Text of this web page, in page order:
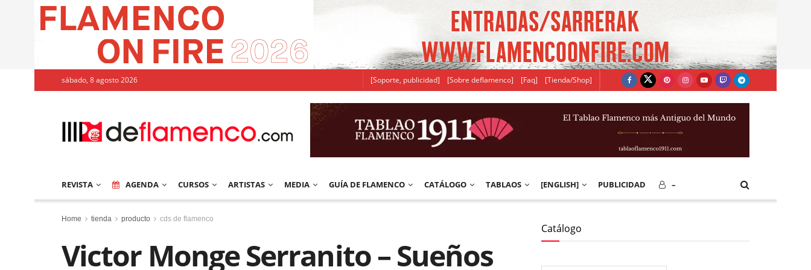
sábado, 8 agosto 2026 [Soporte, publicidad] [Sobre deflamenco] [Faq] [Tienda/Shop]
REVISTA AGENDA CURSOS ARTISTAS MEDIA GUÍA DE FLAMENCO CATÁLOGO TABLAOS [ENGLISH] PUBLICIDAD –
Home tienda producto cds de flamenco
Victor Monge Serranito – Sueños
Catálogo